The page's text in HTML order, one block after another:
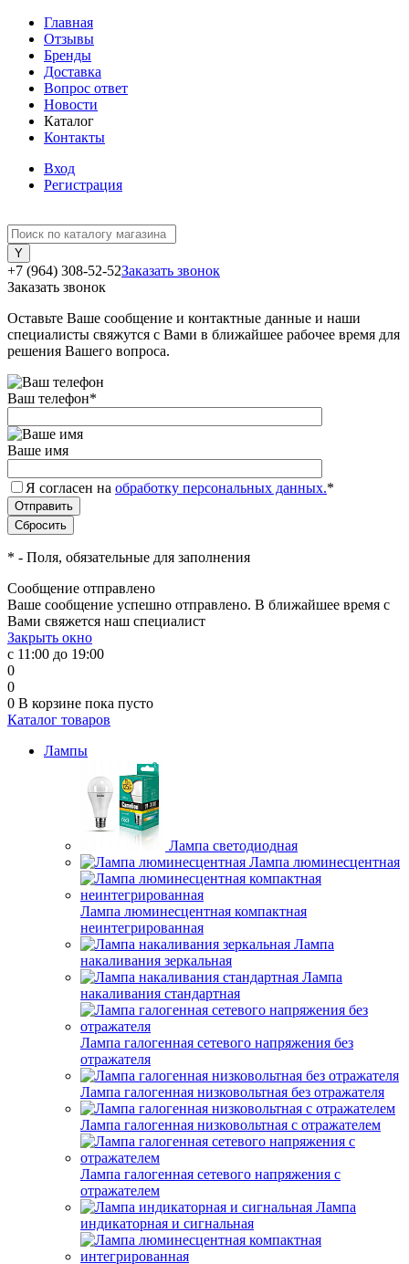
Главная
Отзывы
Бренды
Доставка
Вопрос ответ
Новости
Каталог
Контакты
Вход
Регистрация
+7 (964) 308-52-52Заказать звонок
Заказать звонок
Оставьте Ваше сообщение и контактные данные и наши
специалисты свяжутся с Вами в ближайшее рабочее время для
решения Вашего вопроса.
Ваш телефон*
Ваше имя
Я согласен на обработку персональных данных.*
* - Поля, обязательные для заполнения
Сообщение отправлено
Ваше сообщение успешно отправлено. В ближайшее время с
Вами свяжется наш специалист
Закрыть окно
с 11:00 до 19:00
0
0
0 В корзине пока пусто
Каталог товаров
Лампы
Лампа светодиодная
Лампа люминесцентная
Лампа люминесцентная компактная
неинтегрированная
Лампа
накаливания зеркальная
Лампа
накаливания стандартная
Лампа галогенная сетевого напряжения без
отражателя
Лампа галогенная низковольтная без отражателя
Лампа галогенная низковольтная с отражателем
Лампа галогенная сетевого напряжения с
отражателем
Лампа
индикаторная и сигнальная